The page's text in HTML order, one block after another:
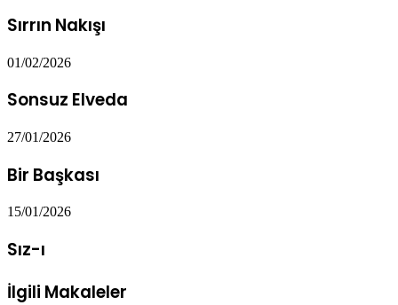
Sırrın Nakışı
01/02/2026
Sonsuz Elveda
27/01/2026
Bir Başkası
15/01/2026
Sız-ı
İlgili Makaleler